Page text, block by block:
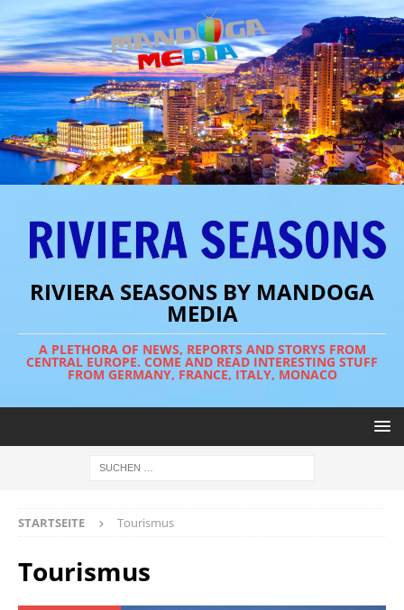
RIVIERA SEASONS BY MANDOGA
MEDIA
A PLETHORA OF NEWS, REPORTS AND STORYS FROM
CENTRAL EUROPE. COME AND READ INTERESTING STUFF
FROM GERMANY, FRANCE, ITALY, MONACO
STARTSEITE Tourismus
Tourismus